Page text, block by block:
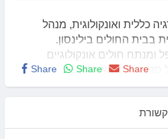
כללית ואונקולוגית, מנהל
בבית החולים בילינסון.
חולים אונקולוגיים
סנטר ואסותא ת"א.
הכירורגיה
רבים על הישגיו
Share Share Share